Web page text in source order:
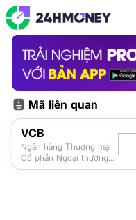
Mã liên quan
VCB
Ngân hàng Thương mại
Cổ phần Ngoại thương
Việt Nam